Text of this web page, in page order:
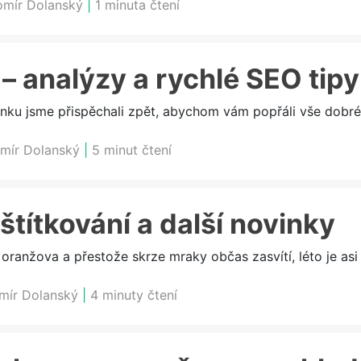
Dolanský 1 minuta čtení
analýzy a rychlé SEO tipy
jsme přispěchali zpět, abychom vám popřáli vše
Dolanský 5 minut čtení
a další novinky
a přestože skrze mraky občas zasvítí, léto je
Dolanský 4 minuty čtení